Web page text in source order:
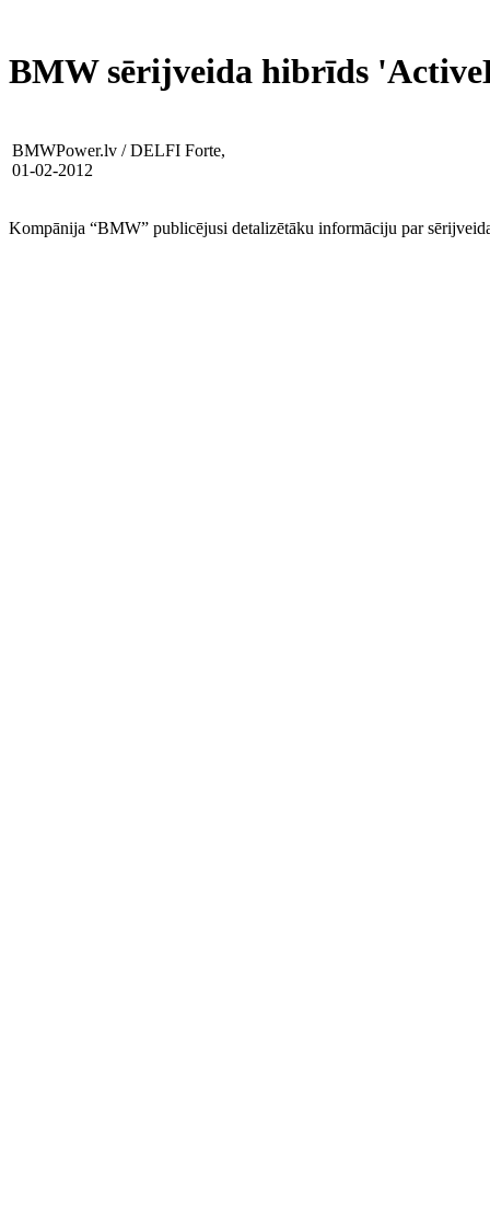
BMW sērijveida hibrīds
BMWPower.lv / DELFI Forte,
01-02-2012
Kompānija “BMW” publicējusi detalizētāku informāciju par